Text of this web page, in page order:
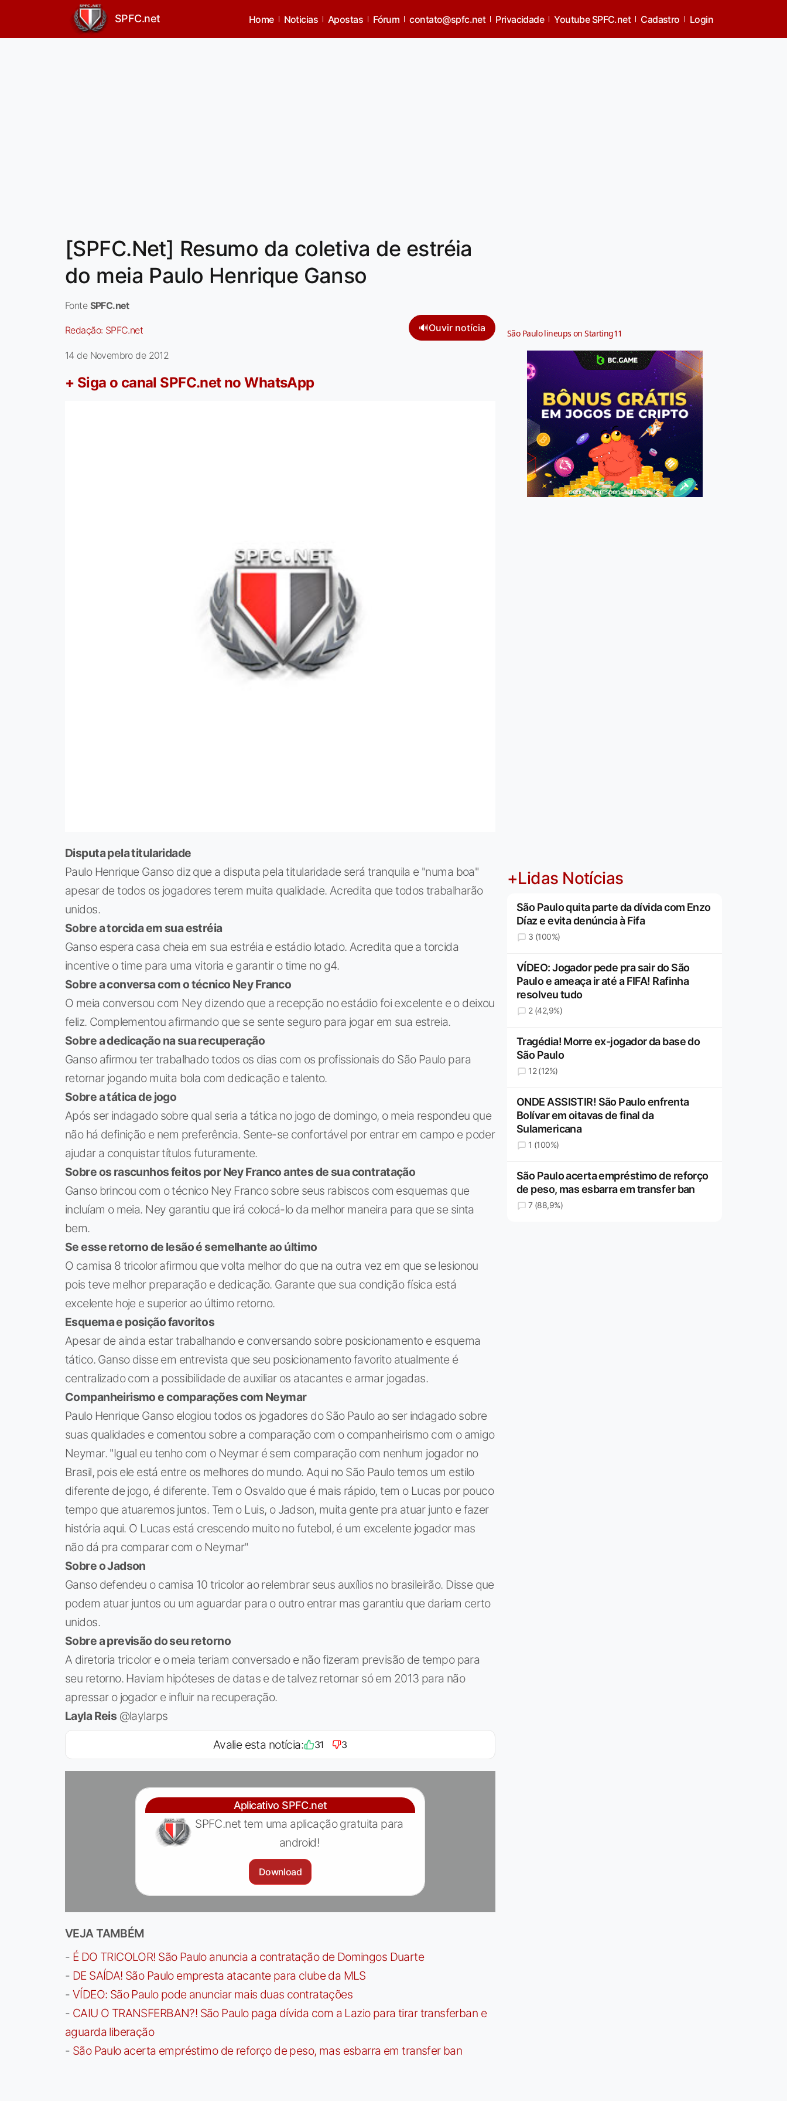
SPFC.net Home Noticias Apostas Fórum contato@spfc.net Privacidade Youtube SPFC.net Cadastro Login
[SPFC.Net] Resumo da coletiva de estréia
do meia Paulo Henrique Ganso
Fonte SPFC.net
Redação: SPFC.net 🔊Ouvir notícia
14 de Novembro de 2012
+ Siga o canal SPFC.net no WhatsApp
Disputa pela titularidade
Paulo Henrique Ganso diz que a disputa pela titularidade será tranquila e "numa boa"
apesar de todos os jogadores terem muita qualidade. Acredita que todos trabalharão
unidos.
Sobre a torcida em sua estréia
Ganso espera casa cheia em sua estréia e estádio lotado. Acredita que a torcida
incentive o time para uma vitoria e garantir o time no g4.
Sobre a conversa com o técnico Ney Franco
O meia conversou com Ney dizendo que a recepção no estádio foi excelente e o deixou
feliz. Complementou afirmando que se sente seguro para jogar em sua estreia.
Sobre a dedicação na sua recuperação
Ganso afirmou ter trabalhado todos os dias com os profissionais do São Paulo para
retornar jogando muita bola com dedicação e talento.
Sobre a tática de jogo
Após ser indagado sobre qual seria a tática no jogo de domingo, o meia respondeu que
não há definição e nem preferência. Sente-se confortável por entrar em campo e poder
ajudar a conquistar títulos futuramente.
Sobre os rascunhos feitos por Ney Franco antes de sua contratação
Ganso brincou com o técnico Ney Franco sobre seus rabiscos com esquemas que
incluíam o meia. Ney garantiu que irá colocá-lo da melhor maneira para que se sinta
bem.
Se esse retorno de lesão é semelhante ao último
O camisa 8 tricolor afirmou que volta melhor do que na outra vez em que se lesionou
pois teve melhor preparação e dedicação. Garante que sua condição física está
excelente hoje e superior ao último retorno.
Esquema e posição favoritos
Apesar de ainda estar trabalhando e conversando sobre posicionamento e esquema
tático. Ganso disse em entrevista que seu posicionamento favorito atualmente é
centralizado com a possibilidade de auxiliar os atacantes e armar jogadas.
Companheirismo e comparações com Neymar
Paulo Henrique Ganso elogiou todos os jogadores do São Paulo ao ser indagado sobre
suas qualidades e comentou sobre a comparação com o companheirismo com o amigo
Neymar. "Igual eu tenho com o Neymar é sem comparação com nenhum jogador no
Brasil, pois ele está entre os melhores do mundo. Aqui no São Paulo temos um estilo
diferente de jogo, é diferente. Tem o Osvaldo que é mais rápido, tem o Lucas por pouco
tempo que atuaremos juntos. Tem o Luis, o Jadson, muita gente pra atuar junto e fazer
história aqui. O Lucas está crescendo muito no futebol, é um excelente jogador mas
não dá pra comparar com o Neymar"
Sobre o Jadson
Ganso defendeu o camisa 10 tricolor ao relembrar seus auxílios no brasileirão. Disse que
podem atuar juntos ou um aguardar para o outro entrar mas garantiu que dariam certo
unidos.
Sobre a previsão do seu retorno
A diretoria tricolor e o meia teriam conversado e não fizeram previsão de tempo para
seu retorno. Haviam hipóteses de datas e de talvez retornar só em 2013 para não
apressar o jogador e influir na recuperação.
Layla Reis@laylarps
Avalie esta notícia: 31 3
Aplicativo SPFC.net
SPFC.net tem uma aplicação gratuita para
android!
Download
VEJA TAMBÉM
- É DO TRICOLOR! São Paulo anuncia a contratação de Domingos Duarte
- DE SAÍDA! São Paulo empresta atacante para clube da MLS
- VÍDEO: São Paulo pode anunciar mais duas contratações
- CAIU O TRANSFERBAN?! São Paulo paga dívida com a Lazio para tirar transferban e
aguarda liberação
- São Paulo acerta empréstimo de reforço de peso, mas esbarra em transfer ban
São Paulo lineups on Starting11
Jogue com responsabilidade. 18+
+Lidas Notícias
São Paulo quita parte da dívida com Enzo
Díaz e evita denúncia à Fifa
3 (100%)
VÍDEO: Jogador pede pra sair do São
Paulo e ameaça ir até a FIFA! Rafinha
resolveu tudo
2 (42,9%)
Tragédia! Morre ex-jogador da base do
São Paulo
12 (12%)
ONDE ASSISTIR! São Paulo enfrenta
Bolívar em oitavas de final da
Sulamericana
1 (100%)
São Paulo acerta empréstimo de reforço
de peso, mas esbarra em transfer ban
7 (88,9%)